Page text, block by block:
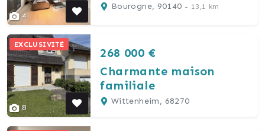
4
Bourogne, 90140 - 13,1 km
8
EXCLUSIVITÉ
268 000 €
Charmante maison
familiale
Wittenheim, 68270